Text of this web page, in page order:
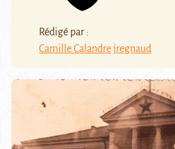
Rédigé par :
Camille Calandrejregnaud